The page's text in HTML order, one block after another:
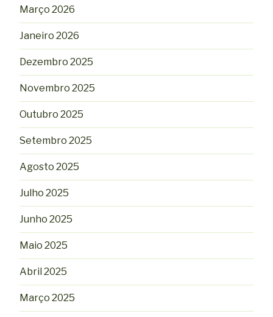
Março 2026
Janeiro 2026
Dezembro 2025
Novembro 2025
Outubro 2025
Setembro 2025
Agosto 2025
Julho 2025
Junho 2025
Maio 2025
Abril 2025
Março 2025